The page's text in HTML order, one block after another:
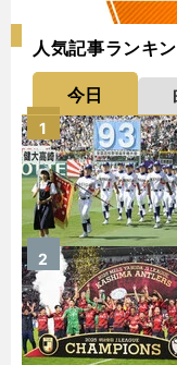
人気記事ランキ
今日
1
2